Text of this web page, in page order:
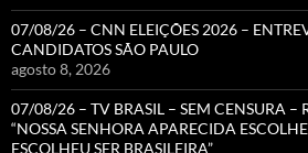
07/08/26 – CNN ELEIÇÕES 2026 –
CANDIDATOS SÃO PAULO
agosto 8, 2026
07/08/26 – TV BRASIL – SEM CENSURA –
“NOSSA SENHORA APARECIDA
ESCOLHEU SER BRASILEIRA”